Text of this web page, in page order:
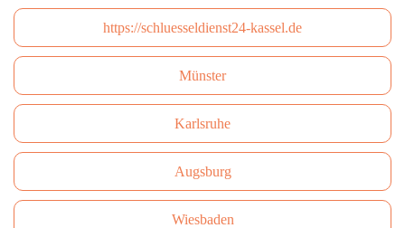
https://schluesseldienst24-kassel.de
Münster
Karlsruhe
Augsburg
Wiesbaden